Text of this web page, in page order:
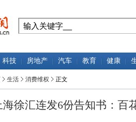
科技 房地产 汽车 教育 健康
生活 消费维权 正文
海徐汇连发6份告知书：百